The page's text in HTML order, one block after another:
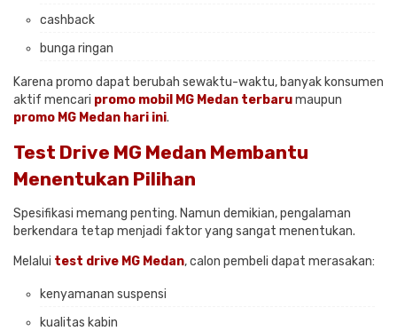
cashback
bunga ringan
Karena promo dapat berubah sewaktu-waktu, banyak konsumen
aktif mencari promo mobil MG Medan terbarumaupun
promo MG Medan hari ini.
Test Drive MG Medan Membantu
Menentukan Pilihan
Spesifikasi memang penting. Namun demikian, pengalaman
berkendara tetap menjadi faktor yang sangat menentukan.
Melalui test drive MG Medan, calon pembeli dapat merasakan:
kenyamanan suspensi
kualitas kabin